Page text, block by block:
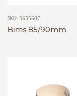
SKU: 563560C
Bims 85/90mm